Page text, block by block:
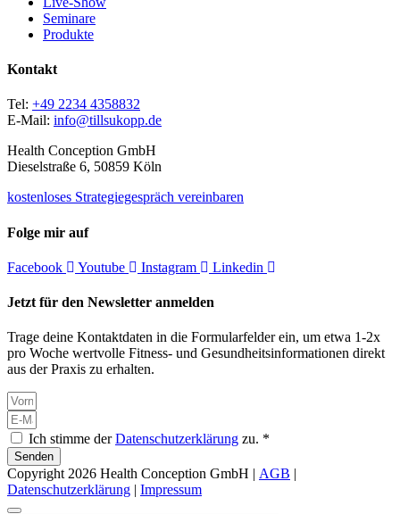
Seminare
Produkte
Kontakt
Tel: +49 2234 4358832
E-Mail: info@tillsukopp.de
Health Conception GmbH
Dieselstraße 6, 50859 Köln
kostenloses Strategiegespräch vereinbaren
Folge mir auf
Facebook Youtube Instagram Linkedin
Jetzt für den Newsletter anmelden
Trage deine Kontaktdaten in die Formularfelder ein, um etwa 1-2x
pro Woche wertvolle Fitness- und Gesundheitsinformationen direkt
aus der Praxis zu erhalten.
Ich stimme derDatenschutzerklärung zu. *
Senden
Copyright 2026 Health Conception GmbH | AGB
Datenschutzerklärung
Impressum